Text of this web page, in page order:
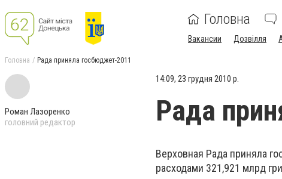
Головна
Вакансии Дозвілля
Головна Рада приняла госбюджет-2011
Роман Лазоренко
головний редактор
14:09, 23 грудня 2010 р.
Рада
Верховная Рада приняла
расходами 321,921 млрд